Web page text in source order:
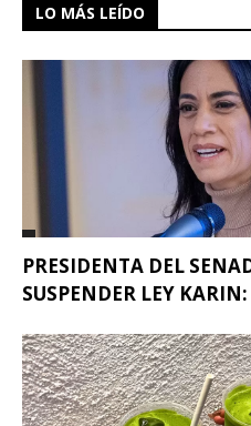
LO MÁS LEÍDO
PRESIDENTA DEL
SUSPENDER LEY